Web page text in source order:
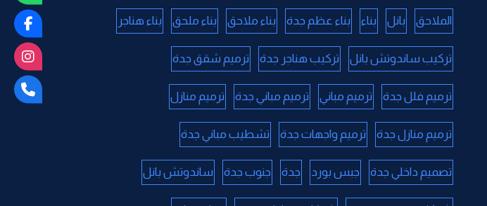
الملاحق بانل بناء بناء عظم جدة بناء ملاحق بناء ملحق بناء هناجر
تركيب ساندوتش بانل تركيب هناجر جدة ترميم شقق جدة
ترميم فلل جدة ترميم مباني ترميم مباني جدة ترميم منازل
ترميم منازل جدة ترميم واجهات جدة تشطيب مباني جدة
تصميم داخلي جدة جبس بورد جدة جنوب جدة ساندوتش بانل